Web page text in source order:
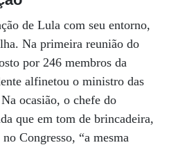
de Lula com seu entorno,
Na primeira reunião do
por 246 membros da
alfinetou o ministro das
ocasião, o chefe do
que em tom de brincadeira,
Congresso, “a mesma